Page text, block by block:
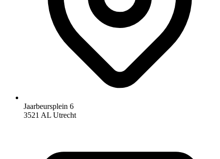
Jaarbeursplein 6
3521 AL Utrecht